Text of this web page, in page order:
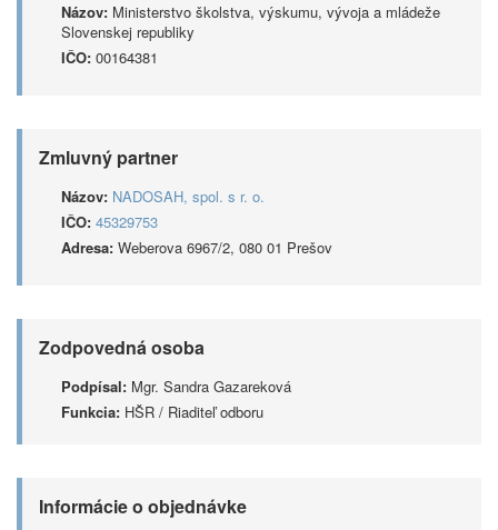
Názov: Ministerstvo školstva, výskumu, vývoja a mládeže
Slovenskej republiky
IČO: 00164381
Zmluvný partner
Názov: NADOSAH, spol. s r. o.
IČO: 45329753
Adresa: Weberova 6967/2, 080 01 Prešov
Zodpovedná osoba
Podpísal: Mgr. Sandra Gazareková
Funkcia: HŠR / Riaditeľ odboru
Informácie o objednávke